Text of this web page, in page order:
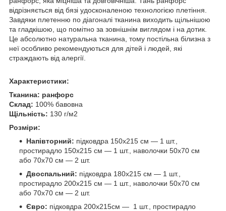
відрізняється від бязі удосконаленою технологією плетіння.
Завдяки плетенню по діагоналі тканина виходить щільнішою
та гладкішою, що помітно за зовнішнім виглядом і на дотик.
Це абсолютно натуральна тканина, тому постільна білизна з
неї особливо рекомендуються для дітей і людей, які
страждають від алергії.
Характеристики:
Тканина: ранфорс
Склад: 100% бавовна
Щільність: 130 г/м2
Розміри:
Напівторний: підковдра 150х215 см — 1 шт.,
простирадло 150х215 см — 1 шт., наволочки 50х70 см
або 70х70 см — 2 шт.
Двоспальний: підковдра 180х215 см — 1 шт.,
простирадло 200х215 см — 1 шт., наволочки 50х70 см
або 70х70 см — 2 шт.
Євро: підковдра 200х215см — 1 шт., простирадло